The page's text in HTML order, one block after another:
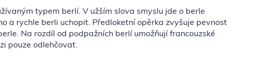
typem berlí. V užším slova smyslu jde o berle
a rychle berli uchopit. Předloketní opěrka zvyšuje pevnost
Na rozdíl od podpažních berlí umožňují francouzské
pouze odlehčovat.